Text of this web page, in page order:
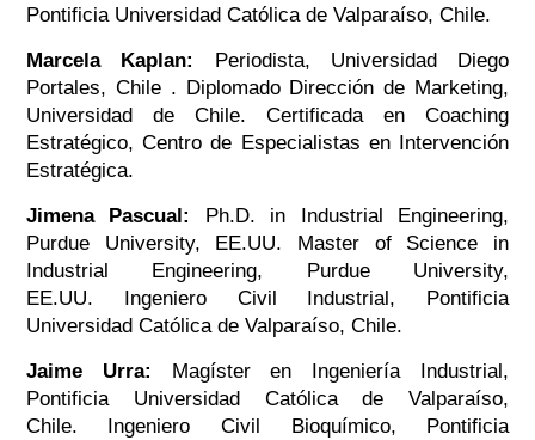
Pontificia Universidad Católica de Valparaíso, Chile.
Marcela Kaplan: Periodista, Universidad Diego
Portales, Chile . Diplomado Dirección de Marketing,
Universidad de Chile. Certificada en Coaching
Estratégico, Centro de Especialistas en Intervención
Estratégica.
Jimena Pascual: Ph.D. in Industrial Engineering,
Purdue University, EE.UU. Master of Science in
Industrial Engineering, Purdue University,
EE.UU. Ingeniero Civil Industrial, Pontificia
Universidad Católica de Valparaíso, Chile.
Jaime Urra: Magíster en Ingeniería Industrial,
Pontificia Universidad Católica de Valparaíso,
Chile. Ingeniero Civil Bioquímico, Pontificia